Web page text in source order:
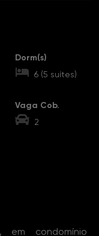
Dorm(s)
6 (5 suítes)
Vaga Cob.
2
condomínio